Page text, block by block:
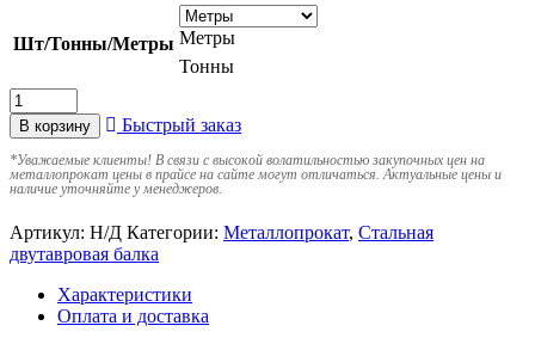
Шт/Тонны/Метры Метры
Тонны
В корзину Быстрый заказ
*Уважаемые клиенты! В связи с высокой волатильностью закупочных цен на
металлопрокат цены в прайсе на сайте могут отличаться. Актуальные цены и
наличие уточняйте у менеджеров.
Артикул: Н/Д Категории: Металлопрокат, Стальная
двутавровая балка
Характеристики
Оплата и доставка